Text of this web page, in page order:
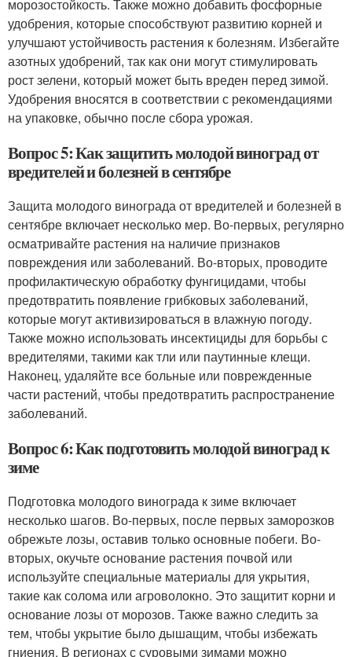
морозостойкость. Также можно добавить фосфорные
удобрения, которые способствуют развитию корней и
улучшают устойчивость растения к болезням. Избегайте
азотных удобрений, так как они могут стимулировать
рост зелени, который может быть вреден перед зимой.
Удобрения вносятся в соответствии с рекомендациями
на упаковке, обычно после сбора урожая.
Вопрос 5: Как защитить молодой виноград от
вредителей и болезней в сентябре
Защита молодого винограда от вредителей и болезней в
сентябре включает несколько мер. Во-первых, регулярно
осматривайте растения на наличие признаков
повреждения или заболеваний. Во-вторых, проводите
профилактическую обработку фунгицидами, чтобы
предотвратить появление грибковых заболеваний,
которые могут активизироваться в влажную погоду.
Также можно использовать инсектициды для борьбы с
вредителями, такими как тли или паутинные клещи.
Наконец, удаляйте все больные или поврежденные
части растений, чтобы предотвратить распространение
заболеваний.
Вопрос 6: Как подготовить молодой виноград к
зиме
Подготовка молодого винограда к зиме включает
несколько шагов. Во-первых, после первых заморозков
обрежьте лозы, оставив только основные побеги. Во-
вторых, окучьте основание растения почвой или
используйте специальные материалы для укрытия,
такие как солома или агроволокно. Это защитит корни и
основание лозы от морозов. Также важно следить за
тем, чтобы укрытие было дышащим, чтобы избежать
гниения. В регионах с суровыми зимами можно